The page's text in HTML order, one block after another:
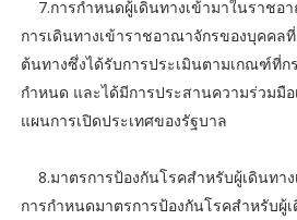
7.การกำหนดผู้เดินทางเข้ามาในราชอ
การเดินทางเข้าราชอาณาจักรของบุคคล
ต้นทางซึ่งได้รับการประเมินตามเกณฑ์ที่
กำหนด และได้มีการประสานความร่วมมือ
แผนการเปิดประเทศของรัฐบาล
8.มาตรการป้องกันโรคสำหรับผู้เดินทา
การกำหนดมาตรการป้องกันโรคสำหรับผู้